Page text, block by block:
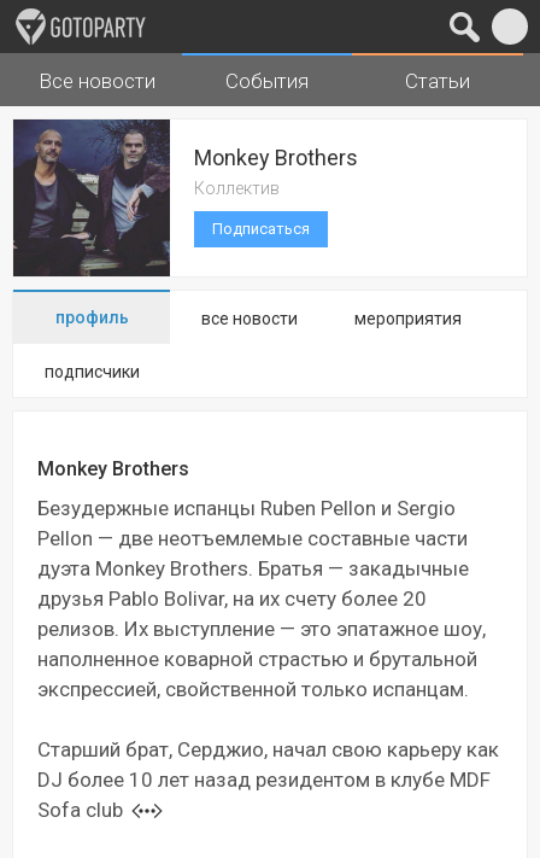
Города Музыка
Все новости События Статьи
Monkey Brothers
Коллектив
Подписаться
профиль все новости мероприятия
подписчики
Monkey Brothers
Безудержные испанцы Ruben Pellon и Sergio
Pellon — две неотъемлемые составные части
дуэта Monkey Brothers. Братья — закадычные
друзья Pablo Bolivar, на их счету более 20
релизов. Их выступление — это эпатажное шоу,
наполненное коварной страстью и брутальной
экспрессией, свойственной только испанцам.
Старший брат, Серджио, начал свою карьеру как
DJ более 10 лет назад резидентом в клубе MDF
Sofa club